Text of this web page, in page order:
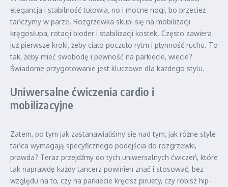
elegancja i stabilność tułowia, no i mocne nogi, bo przecież
tańczymy w parze. Rozgrzewka skupi się na mobilizacji
kręgosłupa, rotacji bioder i stabilizacji kostek. Często zawiera
już pierwsze kroki, żeby ciało poczuło rytm i płynność ruchu. To
tak, żeby mieć swobodę i pewność na parkiecie, wiecie?
Świadome przygotowanie jest kluczowe dla każdego stylu.
Uniwersalne ćwiczenia cardio i
mobilizacyjne
Zatem, po tym jak zastanawialiśmy się nad tym, jak różne style
tańca wymagają specyficznego podejścia do rozgrzewki,
prawda? Teraz przejdźmy do tych uniwersalnych ćwiczeń, które
tak naprawdę każdy tancerz powinien znać i stosować, bez
względu na to, czy na parkiecie kręcisz piruety, czy robisz hip-